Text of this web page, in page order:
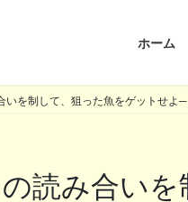
ホーム
いを制して、狙った魚をゲットせよ─